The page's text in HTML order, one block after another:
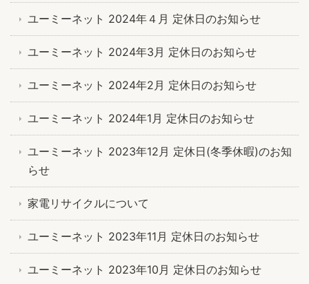
ユーミーネット 2024年４月 定休日のお知らせ
ユーミーネット 2024年3月 定休日のお知らせ
ユーミーネット 2024年2月 定休日のお知らせ
ユーミーネット 2024年1月 定休日のお知らせ
ユーミーネット 2023年12月 定休日(冬季休暇)のお知
らせ
家電リサイクルについて
ユーミーネット 2023年11月 定休日のお知らせ
ユーミーネット 2023年10月 定休日のお知らせ